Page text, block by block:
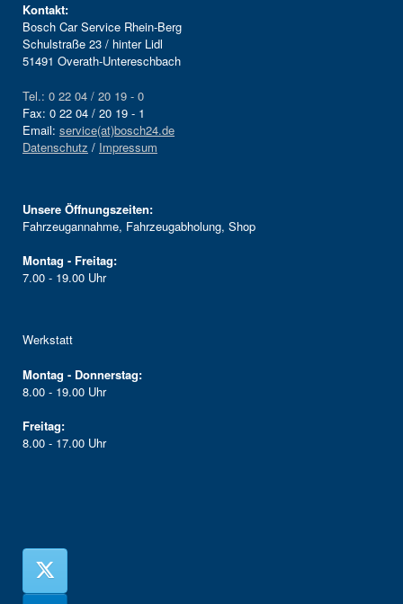
Kontakt:
Bosch Car Service Rhein-Berg
Schulstraße 23 / hinter Lidl
51491 Overath-Untereschbach
Tel.: 0 22 04 / 20 19 - 0
Fax: 0 22 04 / 20 19 - 1
Email: service(at)bosch24.de
Datenschutz / Impressum
Unsere Öffnungszeiten:
Fahrzeugannahme, Fahrzeugabholung, Shop
Montag - Freitag:
7.00 - 19.00 Uhr
Werkstatt
Montag - Donnerstag:
8.00 - 19.00 Uhr
Freitag:
8.00 - 17.00 Uhr